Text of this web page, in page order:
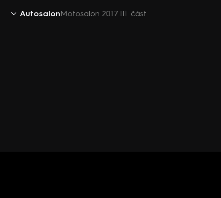
AutosalonMotosalon 2017 III. část